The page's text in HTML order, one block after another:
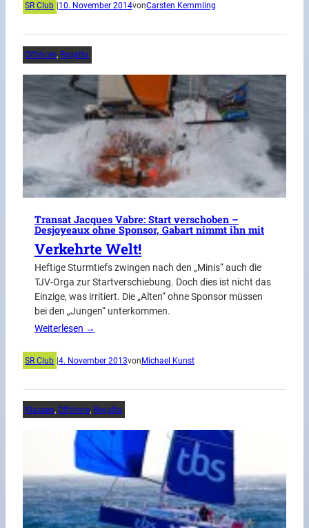
SR Club 10. November 2014vonCarsten Kemmling
Offshore, Regatta
Transat Jacques Vabre: Start verschoben –
Desjoyeaux ohne Sponsor, Gabart nimmt ihn mit
Verkehrte Welt!
Heftige Sturmtiefs zwingen nach den „Minis“ auch die
TJV-Orga zur Startverschiebung. Doch dies ist nicht das
Einzige, was irritiert. Die „Alten“ ohne Sponsor müssen
bei den „Jungen“ unterkommen.
Weiterlesen →
SR Club |4. November 2013vonMichael Kunst
Klassen, Offshore, Regatta